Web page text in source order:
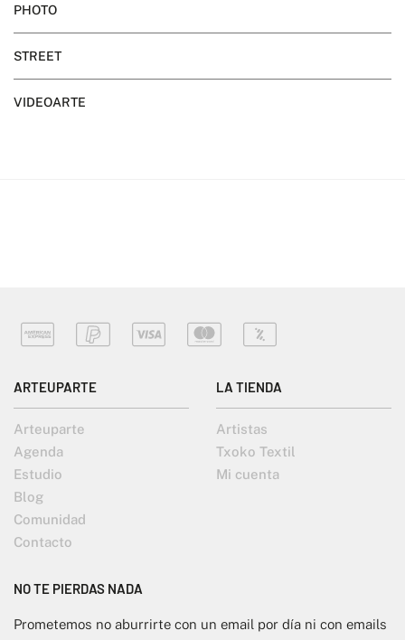
PHOTO
STREET
VIDEOARTE
ARTEUPARTE
Arteuparte
Agenda
Estudio
Blog
Comunidad
Contacto
LA TIENDA
Artistas
Txoko Textil
Mi cuenta
NO TE PIERDAS NADA
Prometemos no aburrirte con un email por día ni con emails